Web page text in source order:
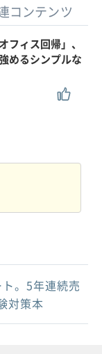
コンテンツ
フィス回帰」、
めるシンプルな
。5年連続売
対策本